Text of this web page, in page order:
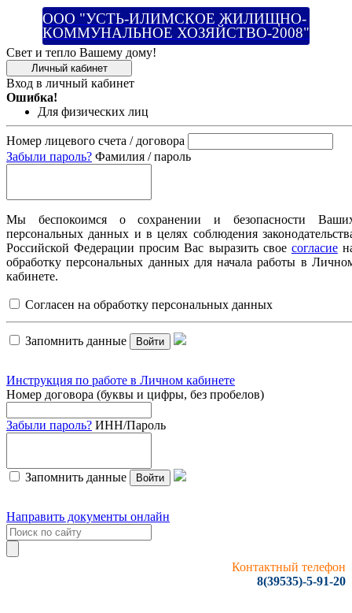
ООО "УСТЬ-ИЛИМСКОЕ ЖИЛИЩНО-
КОММУНАЛЬНОЕ ХОЗЯЙСТВО-2008"
Свет и тепло Вашему дому!
Личный кабинет
Вход в личный кабинет
Ошибка!
Для физических лиц
Номер лицевого счета / договора
Забыли пароль? Фамилия / пароль
Мы беспокоимся о сохранении и безопасности
персональных данных и в целях соблюдения
Российской Федерации просим Вас выразить свое согласие
обработку персональных данных для начала работы в
кабинете.
Согласен на обработку персональных данных
Запомнить данные Войти
Инструкция по работе в Личном кабинете
Номер договора (буквы и цифры, без пробелов)
Забыли пароль? ИНН/Пароль
Запомнить данные Войти
Направить документы онлайн
Контактный телефон
8(39535)-5-91-20